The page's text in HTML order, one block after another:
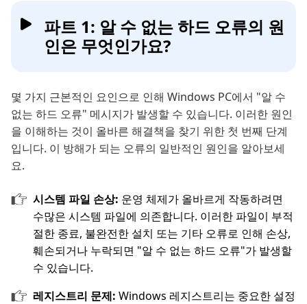
파트 1: 알 수 없는 하드 오류의 원
인은 무엇인가요?
몇 가지 근본적인 요인으로 인해 Windows PC에서 "알 수
없는 하드 오류" 메시지가 발생할 수 있습니다. 이러한 원인
을 이해하는 것이 올바른 해결책을 찾기 위한 첫 번째 단계
입니다. 이 방해가 되는 오류의 일반적인 원인을 알아보세
요.
시스템 파일 손상: 운영 체제가 올바르게 작동하려면
수많은 시스템 파일에 의존합니다. 이러한 파일이 부적
절한 종료, 불완전한 설치 또는 기타 오류로 인해 손상,
훼손되거나 누락되면 "알 수 없는 하드 오류"가 발생할
수 있습니다.
레지스트리 문제: Windows 레지스트리는 중요한 설정